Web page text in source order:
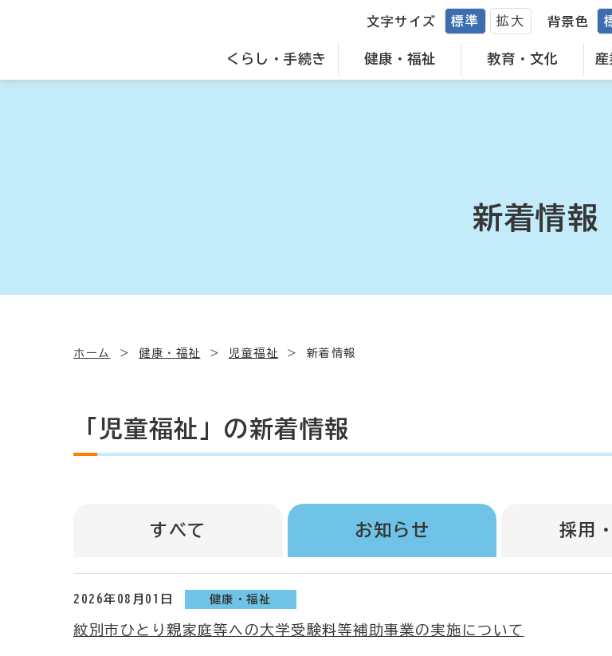
くらし・手続き 健康・福祉 教育・文化
文字サイズ 標準 拡大 背景色
新着情報
ホーム 健康・福祉 児童福祉 新着情報
「児童福祉」の新着情報
すべて お知らせ 採用
2026年08月01日 健康・福祉
紋別市ひとり親家庭等への大学受験料等補助事業の実施について